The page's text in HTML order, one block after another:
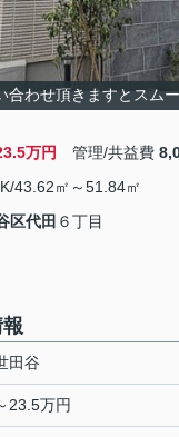
合わせ頂きますとスム
万円 管理/共益費
43.62㎡～51.84㎡
区代田 ６丁目
田谷
23.5万円